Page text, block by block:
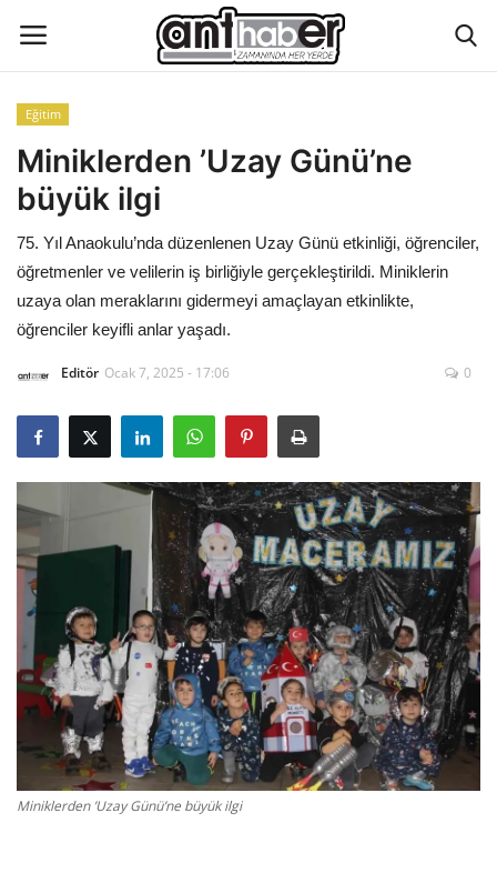
Künye
Eğitim
Aktüel Magazin
Hakkımızda
İletişim
Asayiş
Gizlilik Politikası
Reklam ve İşbirliği
Bodrum Trafik Yoğunluk Haritası
Turizm
Siyaset
Eğitim
Miniklerden ’Uzay Günü’ne
büyük ilgi
75. Yıl Anaokulu’nda düzenlenen Uzay Günü etkinliği, öğrenciler,
öğretmenler ve velilerin iş birliğiyle gerçekleştirildi. Miniklerin
uzaya olan meraklarını gidermeyi amaçlayan etkinlikte,
öğrenciler keyifli anlar yaşadı.
Editör Ocak 7, 2025 - 17:06 0
Miniklerden ’Uzay Günü’ne büyük ilgi